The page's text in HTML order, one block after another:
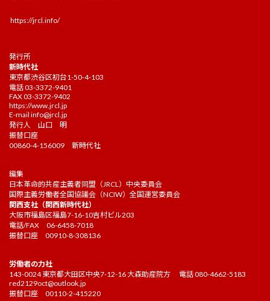
https://jrcl.info/
発行所
新時代社
東京都渋谷区初台1-50-4-103
電話 03-3372-9401
FAX 03-3372-9402
https://www.jrcl.jp
E-mail info@jrcl.jp
発行人 山口 明
振替口座
00860-4-156009 新時代社
編集
日本革命的共産主義者同盟（JRCL）中央委員会
国際主義労働者全国協議会（NCIW）全国運営委員会
関西支社（関西新時代社）
大阪市福島区福島7-16-10吉村ビル203
電話/FAX 06-6458-7018
振替口座 00910-8-308136
労働者の力社
143-0024 東京都大田区中央7-12-16 大森助産院方 電話 080-4662-5183
red2129oct@outlook.jp
振替口座 00110-2-415220